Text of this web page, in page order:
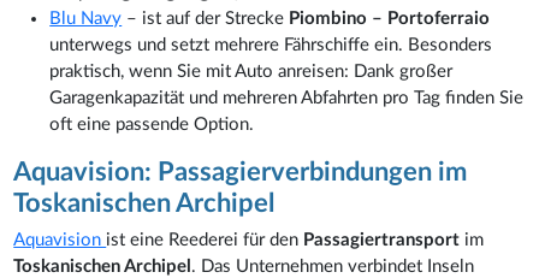
Blu Navy – ist auf der Strecke Piombino – Portoferraio
unterwegs und setzt mehrere Fährschiffe ein. Besonders
praktisch, wenn Sie mit Auto anreisen: Dank großer
Garagenkapazität und mehreren Abfahrten pro Tag finden Sie
oft eine passende Option.
Aquavision: Passagierverbindungen im
Toskanischen Archipel
Aquavision ist eine Reederei für den Passagiertransport im
Toskanischen Archipel . Das Unternehmen verbindet Inseln